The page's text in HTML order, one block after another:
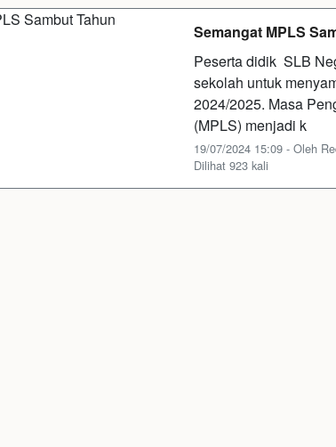
Semangat MPLS
Peserta didik SLB
sekolah untuk
2024/2025. Masa
(MPLS) menjadi k
19/07/2024 15:09 - Oleh
Dilihat 923 kali